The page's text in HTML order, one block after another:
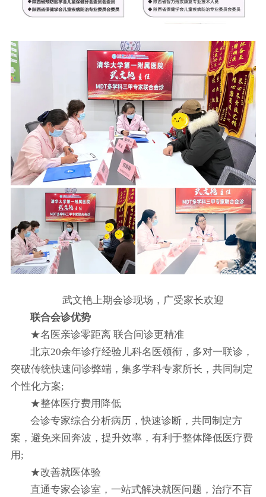
武文艳上期会诊现场，广受家长欢迎
联合会诊优势
★名医亲诊零距离 联合问诊更精准
北京20余年诊疗经验儿科名医领衔，多对一联诊，
突破传统快速问诊弊端，集多学科专家所长，共同制定
个性化方案;
★整体医疗费用降低
会诊专家综合分析病历，快速诊断，共同制定方
案，避免来回奔波，提升效率，有利于整体降低医疗费
用;
★改善就医体验
直通专家会诊室，一站式解决就医问题，治疗不盲